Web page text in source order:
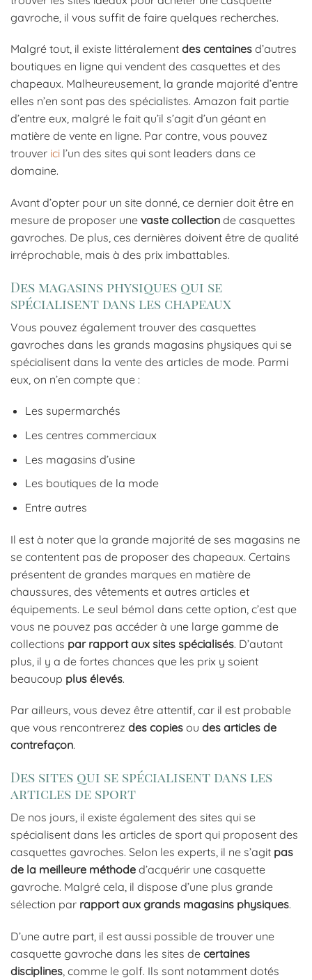
gavroche, il vous suffit de faire quelques recherches.
Malgré tout, il existe littéralement des centaines d’autres
boutiques en ligne qui vendent des casquettes et des
chapeaux. Malheureusement, la grande majorité d’entre
elles n’en sont pas des spécialistes. Amazon fait partie
d’entre eux, malgré le fait qu’il s’agit d’un géant en
matière de vente en ligne. Par contre, vous pouvez
trouver ici l’un des sites qui sont leaders dans ce
domaine.
Avant d’opter pour un site donné, ce dernier doit être en
mesure de proposer une vaste collection de casquettes
gavroches. De plus, ces dernières doivent être de qualité
irréprochable, mais à des prix imbattables.
Des magasins physiques qui se
spécialisent dans les chapeaux
Vous pouvez également trouver des casquettes
gavroches dans les grands magasins physiques qui se
spécialisent dans la vente des articles de mode. Parmi
eux, on n’en compte que :
Les supermarchés
Les centres commerciaux
Les magasins d’usine
Les boutiques de la mode
Entre autres
Il est à noter que la grande majorité de ses magasins ne
se contentent pas de proposer des chapeaux. Certains
présentent de grandes marques en matière de
chaussures, des vêtements et autres articles et
équipements. Le seul bémol dans cette option, c’est que
vous ne pouvez pas accéder à une large gamme de
collections par rapport aux sites spécialisés. D’autant
plus, il y a de fortes chances que les prix y soient
beaucoup plus élevés.
Par ailleurs, vous devez être attentif, car il est probable
que vous rencontrerez des copies ou des articles de
contrefaçon.
Des sites qui se spécialisent dans les
articles de sport
De nos jours, il existe également des sites qui se
spécialisent dans les articles de sport qui proposent des
casquettes gavroches. Selon les experts, il ne s’agit pas
de la meilleure méthode d’acquérir une casquette
gavroche. Malgré cela, il dispose d’une plus grande
sélection par rapport aux grands magasins physiques.
D’une autre part, il est aussi possible de trouver une
casquette gavroche dans les sites de certaines
disciplines , comme le golf. Ils sont notamment dotés